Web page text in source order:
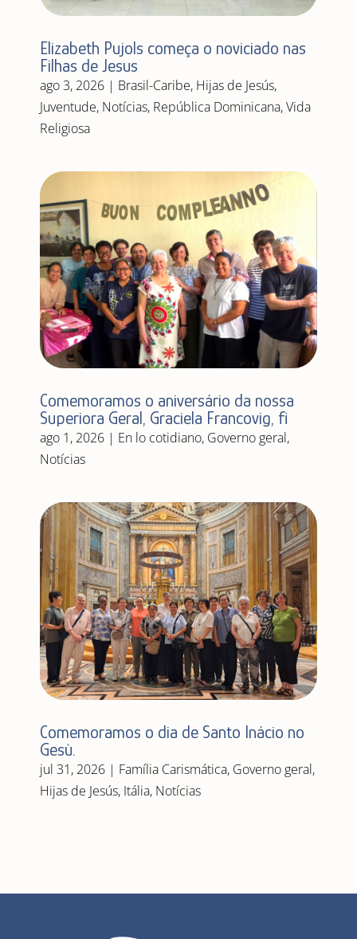
Elizabeth Pujols começa o noviciado nas
Filhas de Jesus
ago 3, 2026| Brasil-Caribe, Hijas de Jesús,
Juventude, Notícias, República Dominicana,Vida
Religiosa
Comemoramos o aniversário da nossa
Superiora Geral, Graciela Francovig, fi
ago 1, 2026| En lo cotidiano, Governo geral,
Notícias
Comemoramos o dia de Santo Inácio no
Gesù.
jul 31, 2026| Família Carismática, Governo geral,
Hijas de Jesús, Itália, Notícias